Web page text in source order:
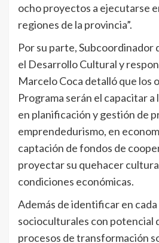
ocho proyectos a ejecutarse
regiones de la provincia”.
Por su parte, Subcoordinador
el Desarrollo Cultural y
Marcelo Coca detalló que los
Programa serán el capacitar
en planificación y gestión de
emprendedurismo, en
captación de fondos de
proyectar su quehacer
condiciones económicas.
Además de identificar en
socioculturales con potencial
procesos de transformación